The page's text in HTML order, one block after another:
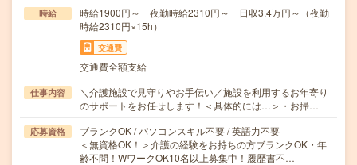
時給
時給1900円～ 夜勤時給2310円～ 日収3.4万円～（夜勤
時給2310円×15h）
交通費
交通費全額支給
仕事内容
＼介護施設で見守りやお手伝い／施設を利用するお年寄り
のサポートをお任せします！＜具体的には…＞・お掃…
応募資格
ブランクOK / パソコンスキル不要 / 英語力不要
＜無資格OK！＞介護の経験をお持ちの方ブランクOK・年
齢不問！WワークOK10名以上募集中！履歴書不…